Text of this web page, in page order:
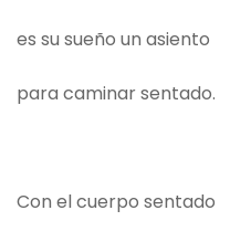
es su sueño un asiento
para caminar sentado.
Con el cuerpo sentado